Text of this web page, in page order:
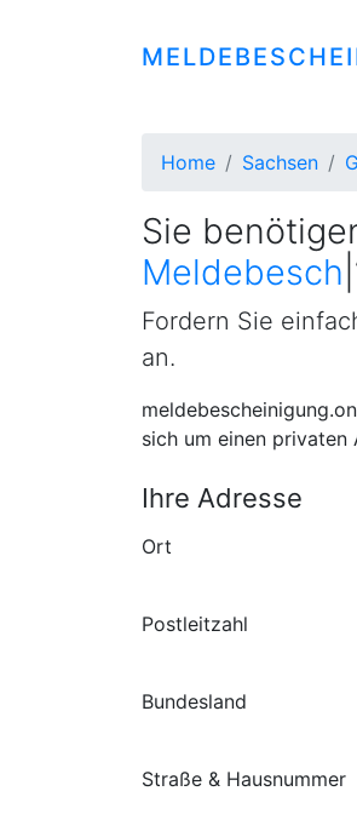
Home Sachsen
Sie
Fordern Sie
an.
sich um einen privaten
Ihre Adresse
Ort
Postleitzahl
Bundesland
Straße & Hausnummer